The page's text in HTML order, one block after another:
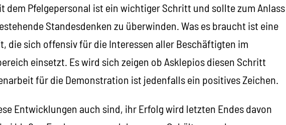
dem Pfelgepersonal ist ein wichtiger Schritt und sollte zum Anlass
Standesdenken zu überwinden. Was es braucht ist eine
die sich offensiv für die Interessen aller Beschäftigten im
einsetzt. Es wird sich zeigen ob Asklepios diesen Schritt
für die Demonstration ist jedenfalls ein positives Zeichen.
Entwicklungen auch sind, ihr Erfolg wird letzten Endes davon